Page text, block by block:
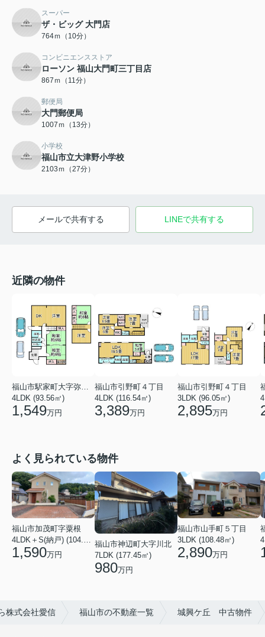
スーパー
ザ・ビッグ 大門店
764ｍ（10分）
コンビニエンスストア
ローソン 福山大門町三丁目店
867ｍ（11分）
郵便局
大門郵便局
1007ｍ（13分）
小学校
福山市立大津野小学校
2103ｍ（27分）
メールで共有する LINEで共有する
近隣の物件
福山市駅家町大字弥生ケ丘
4LDK (93.56㎡)
1,549万円
福山市引野町４丁目
4LDK (116.54㎡)
3,389万円
福山市引野町４丁目
3LDK (96.05㎡)
2,895万円
よく見られている物件
福山市加茂町字粟根
1,590万円
福山市神辺町大字川北
7LDK (177.45㎡)
980万円
福山市山手町５丁目
3LDK (108.48㎡)
2,890万円
株式会社愛信 福山市の不動産一覧 城興ケ丘 中古物件